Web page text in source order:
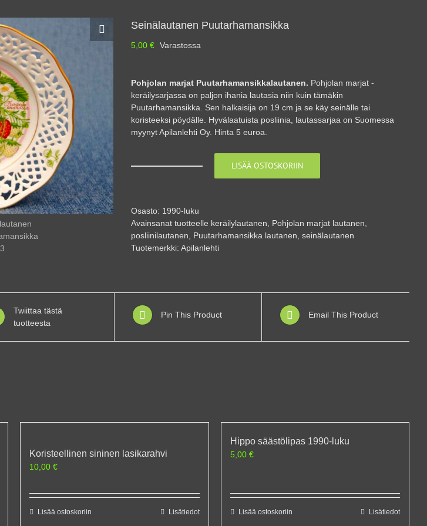
Seinälautanen Puutarhamansikka
5,00 € Varastossa
Pohjolan marjat Puutarhamansikkalautanen. Pohjolan marjat -
keräilysarjassa on paljon ihania lautasia niin kuin tämäkin
Puutarhamansikka. Sen halkaisija on 19 cm ja se käy seinälle tai
koristeeksi pöydälle. Hyvälaatuista posliinia, lautassarjaa on Suomessa
myynyt Apilanlehti Oy. Hinta 5 euroa.
LISÄÄ OSTOSKORIIN
Osasto: 1990-luku
Avainsanat tuotteelle keräilylautanen Pohjolan marjat lautanen
posliinilautanen
Puutarhamansikka lautanen seinälautanen
Tuotemerkki: Apilanlehti
Twiittaa tästä
tuotteesta
Pin This Product Email This Product
Koristeellinen sininen lasikarahvi
10,00€
Lisää ostoskoriin Lisätiedot
Hippo säästölipas 1990-luku
5,00 €
Lisää ostoskoriin Lisätiedot